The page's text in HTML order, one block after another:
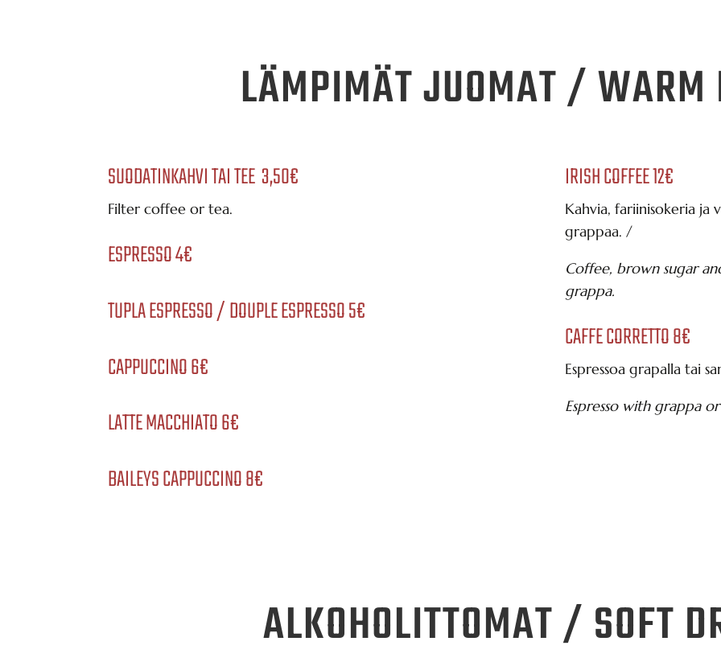
LÄMPIMÄT JUOMAT / WARM
SUODATINKAHVI TAI TEE 3,50€
Filter coffee or tea.
ESPRESSO 4€
TUPLA ESPRESSO / DOUPLE ESPRESSO 5€
CAPPUCCINO 6€
LATTE MACCHIATO 6€
BAILEYS CAPPUCCINO 8€
IRISH COFFEE 12€
Kahvia, fariinisokeria ja
grappaa. /
Coffee, brown sugar
grappa.
CAFFE CORRETTO 8€
Espressoa grapalla tai
Espresso with grappa
ALKOHOLITTOMAT / SOFT